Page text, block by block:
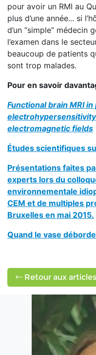
pour avoir un RMI au
plus d’une année... si
d’un “simple” médecin
l’examen dans le
beaucoup de patients
sont trop malades.
Pour en savoir
Functional brain MRI
electromagnetic fields
Études scientifiques
Présentations faites
experts lors du
environnementale
CEM et de multiples
Bruxelles en mai 2015.
Quand le vase
Retour aux articles